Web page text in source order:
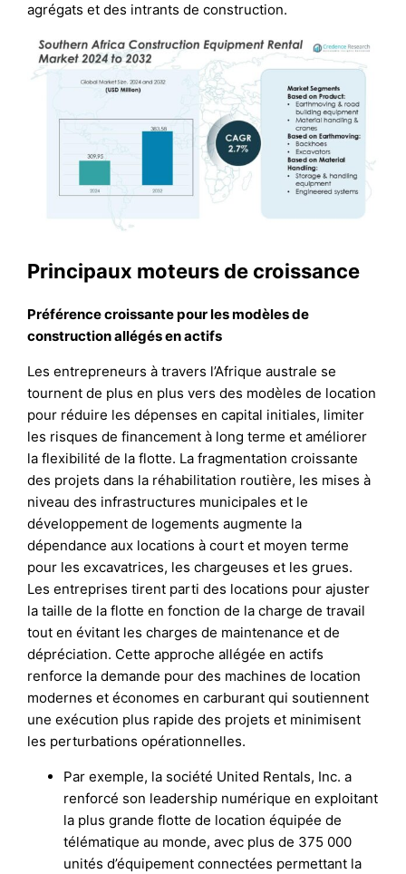
agrégats et des intrants de construction.
Principaux moteurs de croissance
Préférence croissante pour les modèles de
construction allégés en actifs
Les entrepreneurs à travers l’Afrique australe se
tournent de plus en plus vers des modèles de location
pour réduire les dépenses en capital initiales, limiter
les risques de financement à long terme et améliorer
la flexibilité de la flotte. La fragmentation croissante
des projets dans la réhabilitation routière, les mises à
niveau des infrastructures municipales et le
développement de logements augmente la
dépendance aux locations à court et moyen terme
pour les excavatrices, les chargeuses et les grues.
Les entreprises tirent parti des locations pour ajuster
la taille de la flotte en fonction de la charge de travail
tout en évitant les charges de maintenance et de
dépréciation. Cette approche allégée en actifs
renforce la demande pour des machines de location
modernes et économes en carburant qui soutiennent
une exécution plus rapide des projets et minimisent
les perturbations opérationnelles.
Par exemple, la société United Rentals, Inc. a
renforcé son leadership numérique en exploitant
la plus grande flotte de location équipée de
télématique au monde, avec plus de 375 000
unités d’équipement connectées permettant la